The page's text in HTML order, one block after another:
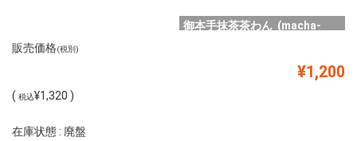
御本手抹茶茶わん (macha-
販売価格(税別)
¥1,200
( 税込¥1,320 )
在庫状態 : 廃盤